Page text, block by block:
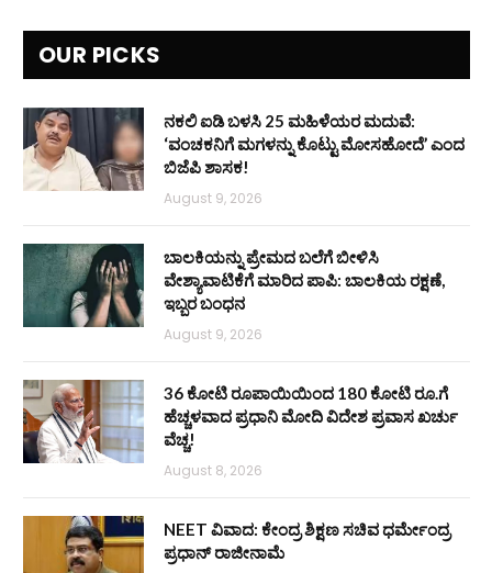
OUR PICKS
ನಕಲಿ ಐಡಿ ಬಳಸಿ 25 ಮಹಿಳೆಯರ ಮದುವೆ:
‘ವಂಚಕನಿಗೆ ಮಗಳನ್ನು ಕೊಟ್ಟು ಮೋಸಹೋದೆ’ ಎಂದ
ಬಿಜೆಪಿ ಶಾಸಕ!
August 9, 2026
ಬಾಲಕಿಯನ್ನು ಪ್ರೇಮದ ಬಲೆಗೆ ಬೀಳಿಸಿ
ವೇಶ್ಯಾವಾಟಿಕೆಗೆ ಮಾರಿದ ಪಾಪಿ: ಬಾಲಕಿಯ ರಕ್ಷಣೆ,
ಇಬ್ಬರ ಬಂಧನ
August 9, 2026
36 ಕೋಟಿ ರೂಪಾಯಿಯಿಂದ 180 ಕೋಟಿ ರೂ.ಗೆ
ಹೆಚ್ಚಳವಾದ ಪ್ರಧಾನಿ ಮೋದಿ ವಿದೇಶ ಪ್ರವಾಸ ಖರ್ಚು
ವೆಚ್ಚ!
August 8, 2026
NEET ವಿವಾದ: ಕೇಂದ್ರ ಶಿಕ್ಷಣ ಸಚಿವ ಧರ್ಮೇಂದ್ರ
ಪ್ರಧಾನ್ ರಾಜೀನಾಮೆ